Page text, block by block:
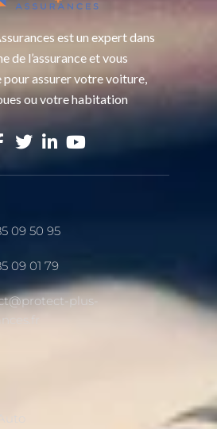
est un expert dans
de l’assurance et vous
pour assurer votre voiture,
ou votre habitation
09 50 95
09 01 79
plus-